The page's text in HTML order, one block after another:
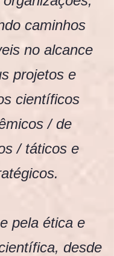
caminhos
no alcance
projetos e
científicos
/ de
/ táticos e
pela ética e
desde